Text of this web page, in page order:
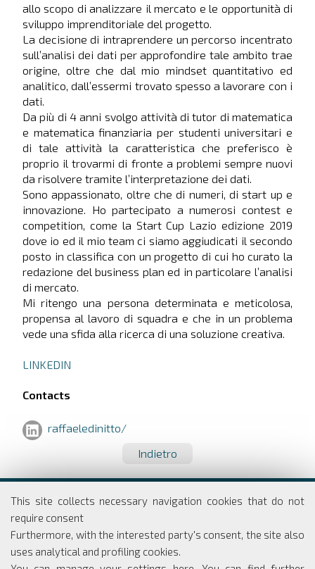
This site collects necessary navigation cookies that do not
require consent
Furthermore, with the interested party's consent, the site also
uses analytical and profiling cookies.
allo scopo di analizzare il mercato e le opportunità di
sviluppo imprenditoriale del progetto.
La decisione di intraprendere un percorso incentrato
sull’analisi dei dati per approfondire tale ambito trae
origine, oltre che dal mio mindset quantitativo ed
analitico, dall’essermi trovato spesso a lavorare con i
dati.
Da più di 4 anni svolgo attività di tutor di matematica
e matematica finanziaria per studenti universitari e
di tale attività la caratteristica che preferisco è
proprio il trovarmi di fronte a problemi sempre nuovi
da risolvere tramite l’interpretazione dei dati.
Sono appassionato, oltre che di numeri, di start up e
innovazione. Ho partecipato a numerosi contest e
competition, come la Start Cup Lazio edizione 2019
dove io ed il mio team ci siamo aggiudicati il secondo
posto in classifica con un progetto di cui ho curato la
redazione del business plan ed in particolare l’analisi
di mercato.
Mi ritengo una persona determinata e meticolosa,
propensa al lavoro di squadra e che in un problema
vede una sfida alla ricerca di una soluzione creativa.
LINKEDIN
Contacts
raffaeledinitto/
Indietro
Università degli studi di Roma
Via Columbia, 2
00133 Roma